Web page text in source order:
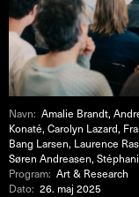
Navn:Amalie Brandt,
Konaté, Carolyn Lazard,
Bang Larsen, Laurence
Søren Andreasen,
Program:Art & Research
Dato:26. maj 2025